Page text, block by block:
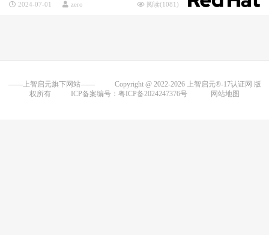
2024-07-01 zero 阅读(1081 )
——上智启元旗下网站——Copyright @ 2022-2026 上智启元®-17认证网 版
权所有
ICP备案编号：粤ICP备2024247376号 网站地图